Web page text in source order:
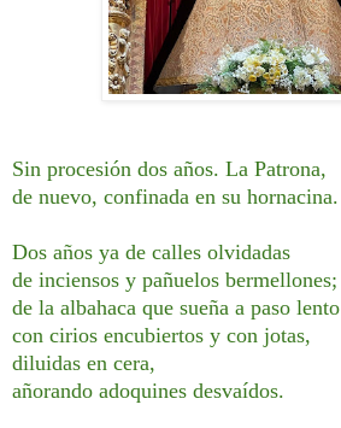
Sin procesión dos años. La Patrona,
de nuevo, confinada en su hornacina.
Dos años ya de calles olvidadas
de inciensos y pañuelos bermellones;
de la albahaca que sueña a paso lento
con cirios encubiertos y con jotas,
diluidas en cera,
añorando adoquines desvaídos.